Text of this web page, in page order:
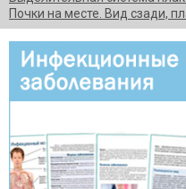
Почки на месте. Вид сзади,